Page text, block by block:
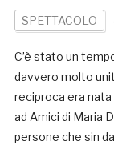
SPETTACOLO
C’è stato un
davvero molto
reciproca era
ad Amici di Maria
persone che sin